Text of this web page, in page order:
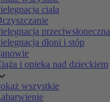
ciała
przeciwsłoneczna
dłoni i stóp
i opieka nad dzieckiem
wszystkie